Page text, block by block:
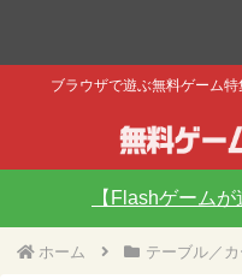
ブラウザで遊ぶ無料ゲーム
【Flashゲーム
ホーム テーブル／